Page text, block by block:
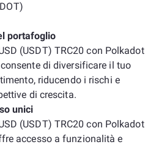
portafoglio
(USDT) TRC20 con Polkadot
di diversificare il tuo
riducendo i rischi e
di crescita.
unici
(USDT) TRC20 con Polkadot
accesso a funzionalità e